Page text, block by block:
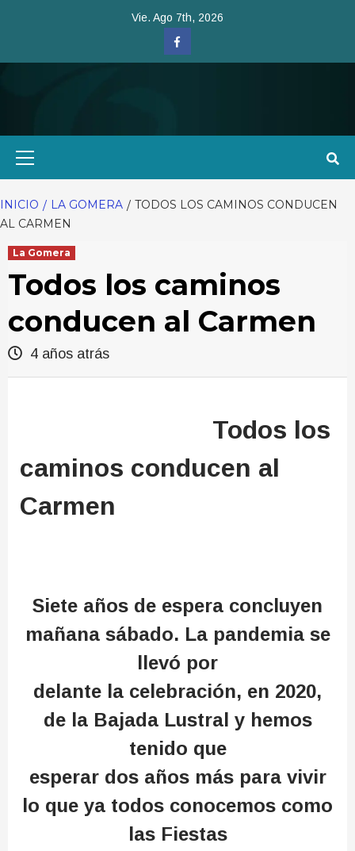
Vie. Ago 7th, 2026
Facebook
INICIO LA GOMERA
TODOS LOS CAMINOS CONDUCEN
AL CARMEN
La Gomera
Todos los caminos
conducen al Carmen
4 años atrás
Todos los
caminos conducen al
Carmen
Siete años de espera concluyen
mañana sábado. La pandemia se
llevó por
delante la celebración, en 2020,
de la Bajada Lustral y hemos
tenido que
esperar dos años más para vivir
lo que ya todos conocemos como
las Fiestas